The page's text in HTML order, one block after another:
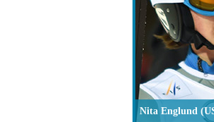
Nita Englund